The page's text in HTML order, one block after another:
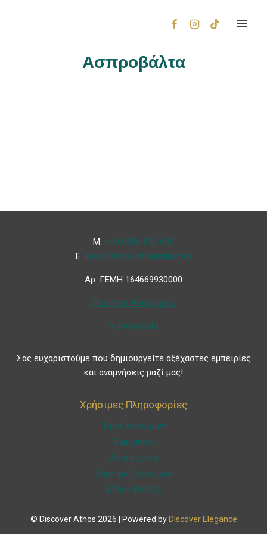
Ασπροβάλτα
Μ. +30 6936 846 647
Ε. info@discoverhalkidiki.com
Αρ. ΓΕΜΗ 164669930000
Πολιτική Απορρήτου
Νοσοκομεία
Σας ευχαριστούμε που δημιουργείτε αξέχαστες εμπειρίες
και αναμνήσεις μαζί μας!
Χρήσιμες Πληροφορίες
Τιμές Καυσίμων
Φαρμακεία
Λεωφορεία
Χρήσιμα Τηλέφωνα
ATM – BANKS
© Discover Athos 2026 | Powered by Discover Elegance